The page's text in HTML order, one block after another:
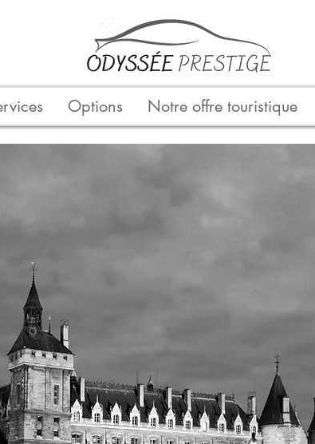
Options Notre offre touristique